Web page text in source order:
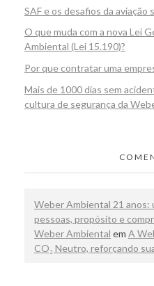
SAF e os desafios da
O que muda com a nova Lei
Ambiental (Lei 15.190)?
Por que contratar uma
Mais de 1000 dias sem
cultura de segurança da
Weber Ambiental 21
pessoas, propósito e
Weber Ambiental em A
CO₂ Neutro, reforçando